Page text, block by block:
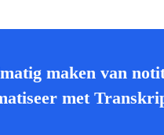
maken van
met